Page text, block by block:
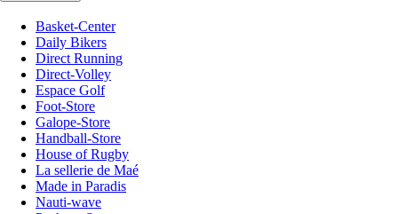
Basket-Center
Daily Bikers
Direct Running
Direct-Volley
Espace Golf
Foot-Store
Galope-Store
Handball-Store
House of Rugby
La sellerie de Maé
Made in Paradis
Nauti-wave